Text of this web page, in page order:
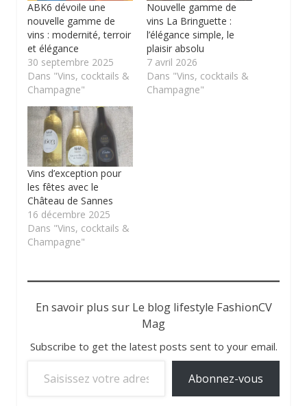
ABK6 dévoile une
nouvelle gamme de
vins : modernité, terroir
et élégance
30 septembre 2025
Dans "Vins, cocktails &
Champagne"
Nouvelle gamme de
vins La Bringuette :
l’élégance simple, le
plaisir absolu
7 avril 2026
Dans "Vins, cocktails &
Champagne"
Vins d’exception pour
les fêtes avec le
Château de Sannes
16 décembre 2025
Dans "Vins, cocktails &
Champagne"
En savoir plus sur Le blog lifestyle FashionCV
Mag
Subscribe to get the latest posts sent to your email.
Abonnez-vous